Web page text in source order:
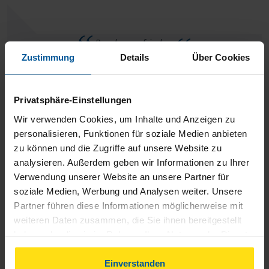
Zustimmung Details Über Cookies
Privatsphäre-Einstellungen
Wir verwenden Cookies, um Inhalte und Anzeigen zu
personalisieren, Funktionen für soziale Medien anbieten
zu können und die Zugriffe auf unsere Website zu
analysieren. Außerdem geben wir Informationen zu Ihrer
Verwendung unserer Website an unsere Partner für
soziale Medien, Werbung und Analysen weiter. Unsere
Partner führen diese Informationen möglicherweise mit
weiteren Daten zusammen, die Sie ihnen bereitgestellt
haben oder die sie im Rahmen Ihrer Nutzung der Dienste
gesammelt haben. Indem Sie auf Einverstanden klicken,
können Sie der Verwendung von Cookies, gemäß
Einverstanden
Rundum zufrieden.
anonymes VLH-Mitglied
alles perfekt!!!! Vielen herzlichen Dank!!!
anonymes VLH-Mitglied
Ich bin sehr zufrieden mit der Beratungsstelle und immer